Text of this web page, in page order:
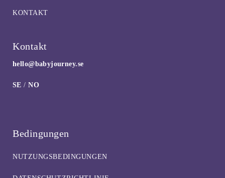
KONTAKT
Kontakt
hello@babyjourney.se
SE /NO
Bedingungen
NUTZUNGSBEDINGUNGEN